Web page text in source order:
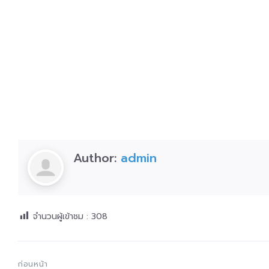
Author: admin
จำนวนผู้เข้าชม : 308
ก่อนหน้า